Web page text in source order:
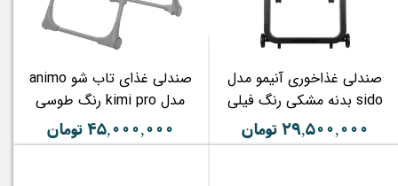
صندلی غذاخوری آنیمو مدل
sido بدنه مشکی رنگ فیلی
۲۹,۵۰۰,۰۰۰ تومان
صندلی غذای تاب شو animo
مدل kimi pro رنگ طوسی
۴۵,۰۰۰,۰۰۰ تومان